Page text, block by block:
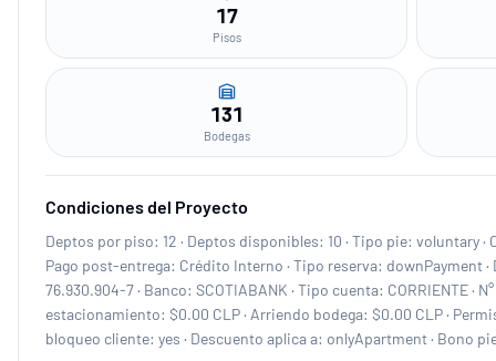
17
Pisos
131
Bodegas
Condiciones del Proyecto
Deptos por piso: 12 · Deptos disponibles: 10 · Tipo pie: voluntary
Pago post-entrega: Crédito Interno · Tipo reserva: downPayment ·
76.930.904-7 · Banco: SCOTIABANK · Tipo cuenta: CORRIENTE ·
estacionamiento: $0.00 CLP · Arriendo bodega: $0.00 CLP ·
bloqueo cliente: yes · Descuento aplica a: onlyApartment · Bono